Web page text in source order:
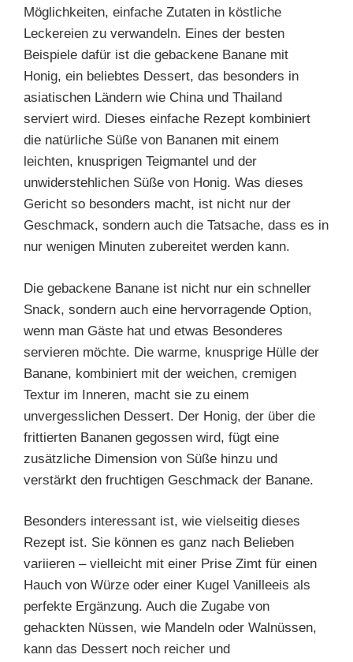
Möglichkeiten, einfache Zutaten in köstliche
Leckereien zu verwandeln. Eines der besten
Beispiele dafür ist die gebackene Banane mit
Honig, ein beliebtes Dessert, das besonders in
asiatischen Ländern wie China und Thailand
serviert wird. Dieses einfache Rezept kombiniert
die natürliche Süße von Bananen mit einem
leichten, knusprigen Teigmantel und der
unwiderstehlichen Süße von Honig. Was dieses
Gericht so besonders macht, ist nicht nur der
Geschmack, sondern auch die Tatsache, dass es in
nur wenigen Minuten zubereitet werden kann.
Die gebackene Banane ist nicht nur ein schneller
Snack, sondern auch eine hervorragende Option,
wenn man Gäste hat und etwas Besonderes
servieren möchte. Die warme, knusprige Hülle der
Banane, kombiniert mit der weichen, cremigen
Textur im Inneren, macht sie zu einem
unvergesslichen Dessert. Der Honig, der über die
frittierten Bananen gegossen wird, fügt eine
zusätzliche Dimension von Süße hinzu und
verstärkt den fruchtigen Geschmack der Banane.
Besonders interessant ist, wie vielseitig dieses
Rezept ist. Sie können es ganz nach Belieben
variieren – vielleicht mit einer Prise Zimt für einen
Hauch von Würze oder einer Kugel Vanilleeis als
perfekte Ergänzung. Auch die Zugabe von
gehackten Nüssen, wie Mandeln oder Walnüssen,
kann das Dessert noch reicher und